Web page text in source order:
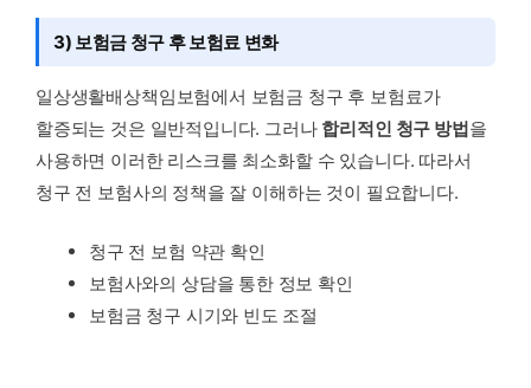
3) 보험금 청구 후 보험료 변화
일상생활배상책임보험에서 보험금 청구 후 보험료가
할증되는 것은 일반적입니다. 그러나 합리적인 청구 방법을
사용하면 이러한 리스크를 최소화할 수 있습니다. 따라서
청구 전 보험사의 정책을 잘 이해하는 것이 필요합니다.
청구 전 보험 약관 확인
보험사와의 상담을 통한 정보 확인
보험금 청구 시기와 빈도 조절